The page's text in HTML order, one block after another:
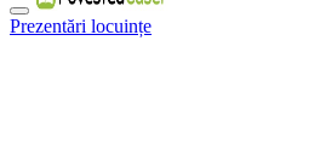
Prezentări locuințe